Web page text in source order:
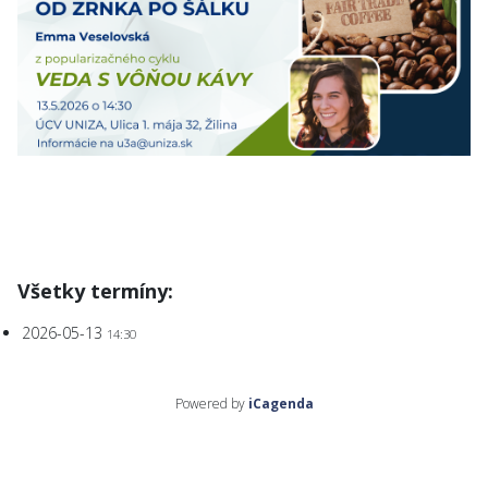
Všetky termíny:
2026-05-13 14:30
Powered by iCagenda